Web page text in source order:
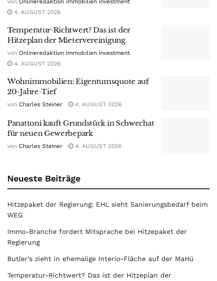
4. AUGUST 2026
Temperatur-Richtwert? Das ist der
Hitzeplan der Mietervereinigung
von Onlineredaktion immobilien investment
4. AUGUST 2026
Wohnimmobilien: Eigentumsquote auf
20-Jahre-Tief
von Charles Steiner 4. AUGUST 2026
Panattoni kauft Grundstück in Schwechat
für neuen Gewerbepark
von Charles Steiner 4. AUGUST 2026
Neueste Beiträge
Hitzepaket der Regierung: EHL sieht Sanierungsbedarf beim
WEG
Immo-Branche fordert Mitsprache bei Hitzepaket der
Regierung
Butler’s zieht in ehemalige Interio-Fläche auf der MaHü
Temperatur-Richtwert? Das ist der Hitzeplan der